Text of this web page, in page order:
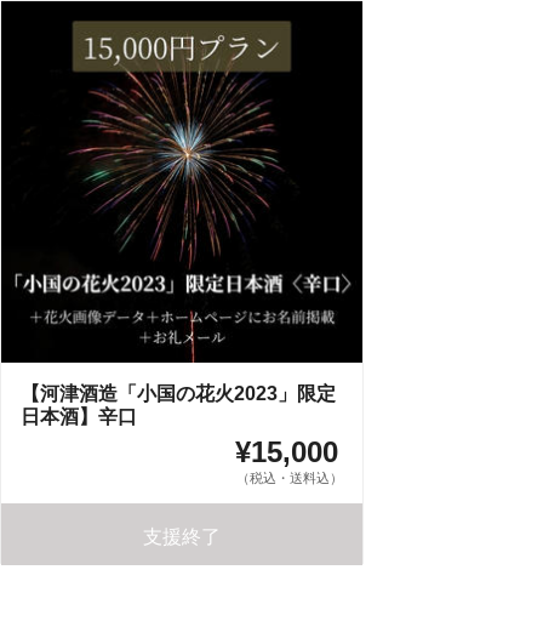
【河津酒造「小国の花火2023」限定
日本酒】辛口
¥15,000
（税込・送料込）
支援終了